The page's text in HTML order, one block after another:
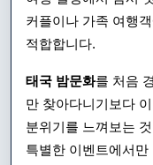
커플이나 가족 여행
적합합니다.
태국 밤문화를 처음
만 찾아다니기보다
분위기를 느껴보는
특별한 이벤트에서